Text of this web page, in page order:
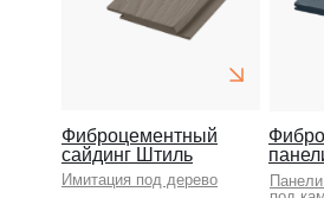
Имитация под дерево
Фиброцементный
сайдинг Штиль